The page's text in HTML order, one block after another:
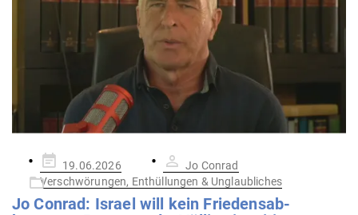
Gepostet
am
19.06.2026
Jo Conrad
Verschwörungen, Enthüllungen & Unglaubliches
Jo Conrad: Israel will kein Frie­dens­ab­